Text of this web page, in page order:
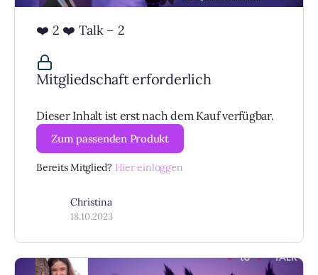
❤️ 2 ❤️ Talk – 2
Mitgliedschaft erforderlich
Dieser Inhalt ist erst nach dem Kauf verfügbar.
Zum passenden Produkt
Bereits Mitglied? Hier einloggen
Christina
18.10.2023